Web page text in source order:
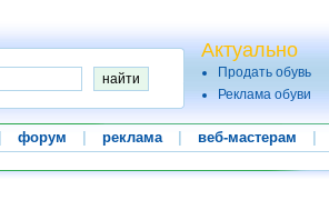
Актуально
Продать обувь
Реклама обуви
форум реклама веб-мастерам